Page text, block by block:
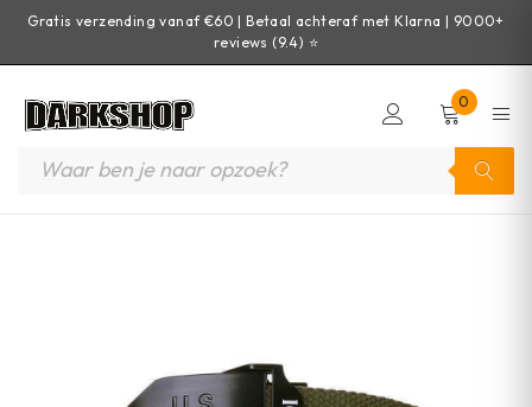
Gratis verzending vanaf €60 | Betaal achteraf met Klarna | 9000+
reviews (9.4) ⭐
0